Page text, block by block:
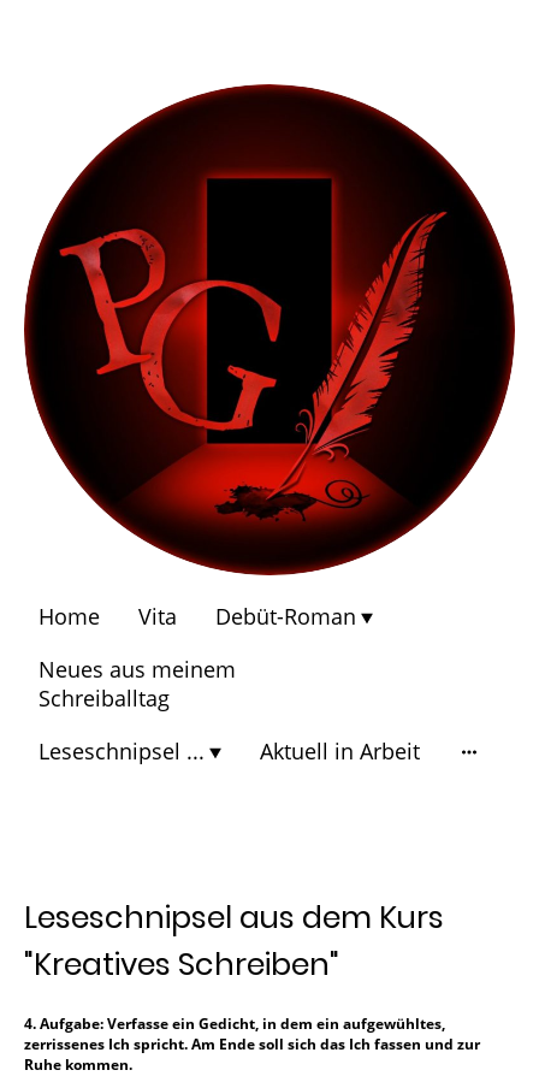
Home Vita
Debüt-Roman
Neues aus meinem
Schreiballtag
Leseschnipsel ...
Aktuell in Arbeit
Leseschnipsel aus dem Kurs
"Kreatives Schreiben"
4. Aufgabe: Verfasse ein Gedicht, in dem ein aufgewühltes,
zerrissenes Ich spricht. Am Ende soll sich das Ich fassen und zur
Ruhe kommen.